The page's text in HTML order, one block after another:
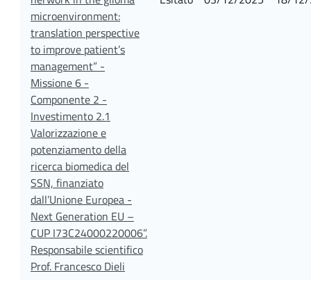
microenvironment:
translation perspective
to improve patient’s
management” -
Missione 6 -
Componente 2 -
Investimento 2.1
Valorizzazione e
potenziamento della
ricerca biomedica del
SSN, finanziato
dall’Unione Europea -
Next Generation EU –
CUP I73C24000220006”.
Responsabile scientifico
Prof. Francesco Dieli